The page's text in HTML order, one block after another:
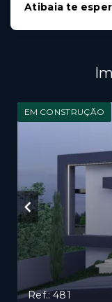
Atibaia te
EM CONSTRUÇÃO
Ref.: 481